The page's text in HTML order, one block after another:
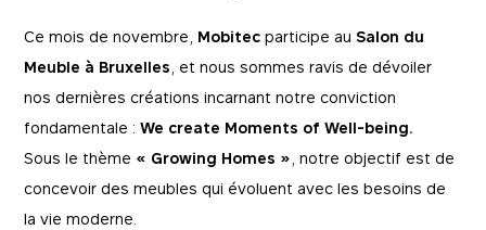
Ce mois de novembre, Mobitec participe auSalon du
Meuble à Bruxelles , et nous sommes ravis de dévoiler
nos dernières créations incarnant notre conviction
fondamentale :We create Moments of Well-being.
Sous le thème « Growing Homes » , notre objectif est de
concevoir des meubles qui évoluent avec les besoins de
la vie moderne.